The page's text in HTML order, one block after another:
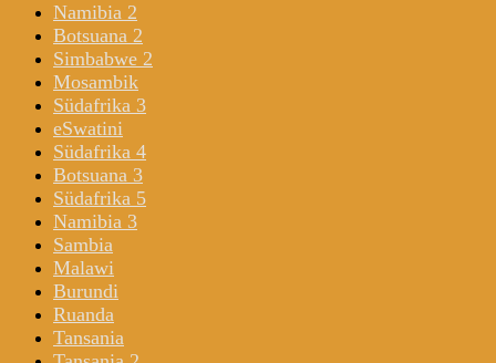
Namibia 2
Botsuana 2
Simbabwe 2
Mosambik
Südafrika 3
eSwatini
Südafrika 4
Botsuana 3
Südafrika 5
Namibia 3
Sambia
Malawi
Burundi
Ruanda
Tansania